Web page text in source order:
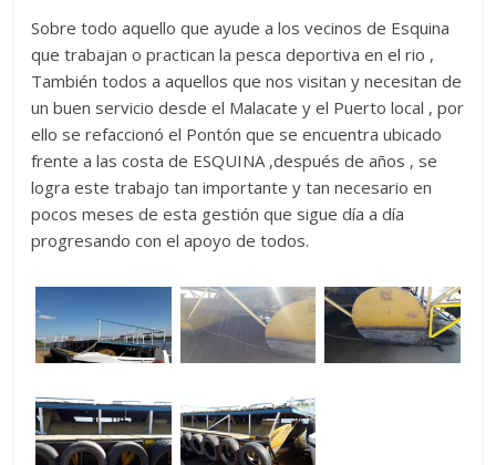
Sobre todo aquello que ayude a los vecinos de Esquina
que trabajan o practican la pesca deportiva en el rio ,
También todos a aquellos que nos visitan y necesitan de
un buen servicio desde el Malacate y el Puerto local , por
ello se refaccionó el Pontón que se encuentra ubicado
frente a las costa de ESQUINA ,después de años , se
logra este trabajo tan importante y tan necesario en
pocos meses de esta gestión que sigue día a día
progresando con el apoyo de todos.